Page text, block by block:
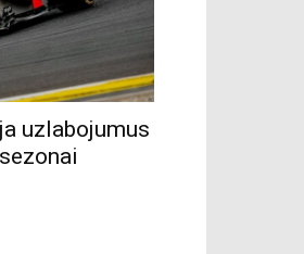
uzlabojumus